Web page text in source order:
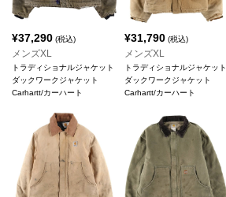
¥37,290 (税込)
メンズXL
トラディショナルジャケット
ダックワークジャケット
Carhartt/カーハート
¥31,790(税込)
メンズXL
トラディショナルジャケット
ダックワークジャケット
Carhartt/カーハート